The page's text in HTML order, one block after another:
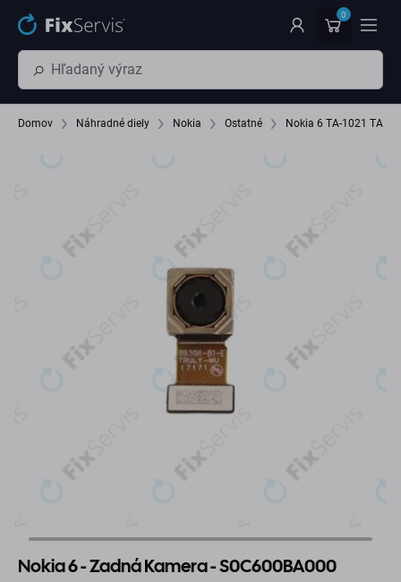
Preskočiť na hlavný obsah 0
Domov Náhradné diely Nokia Ostatné Nokia 6 TA-1021 TA-
Nokia 6 - Zadná Kamera - S0C600BA000